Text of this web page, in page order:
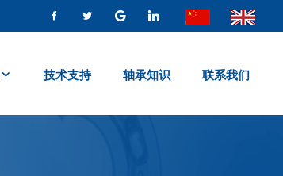
技术支持 轴承知识 联系我们